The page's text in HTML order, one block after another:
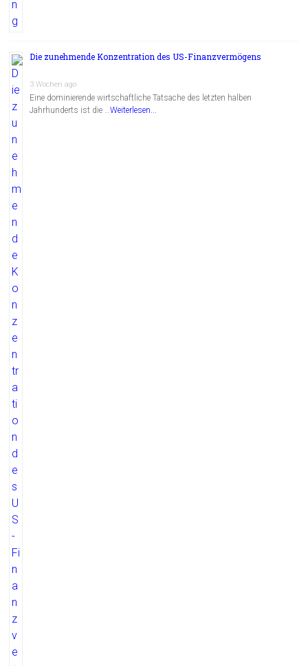
Die zunehmende Konzentration des US-Finanzvermögens
3 Wochen ago
Eine dominierende wirtschaftliche Tatsache des letzten halben
Jahrhunderts ist die …Weiterlesen...